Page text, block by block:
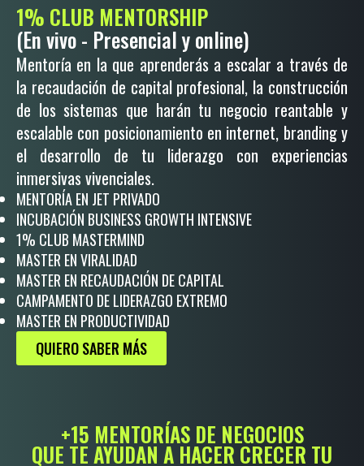
1% CLUB MENTORSHIP
(En vivo - Presencial y online)
Mentoría en la que aprenderás a escalar a través de
la recaudación de capital profesional, la construcción
de los sistemas que harán tu negocio reantable y
escalable con posicionamiento en internet, branding y
el desarrollo de tu liderazgo con experiencias
inmersivas vivenciales.
MENTORÍA EN JET PRIVADO
INCUBACIÓN BUSINESS GROWTH INTENSIVE
1% CLUB MASTERMIND
MASTER EN VIRALIDAD
MASTER EN RECAUDACIÓN DE CAPITAL
CAMPAMENTO DE LIDERAZGO EXTREMO
MASTER EN PRODUCTIVIDAD
QUIERO SABER MÁS
+15 MENTORÍAS DE NEGOCIOS
QUE TE AYUDAN A HACER CRECER TU